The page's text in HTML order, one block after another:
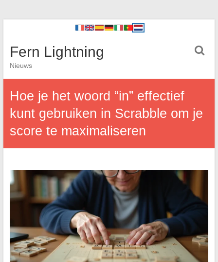
Fern Lightning
Nieuws
Hoe je het woord “in” effectief
kunt gebruiken in Scrabble om je
score te maximaliseren